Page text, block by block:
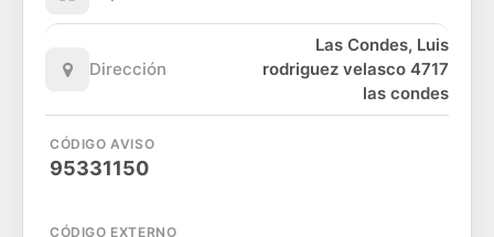
Dirección
Las Condes, Luis
rodriguez velasco 4717
las condes
CÓDIGO AVISO
95331150
CÓDIGO EXTERNO